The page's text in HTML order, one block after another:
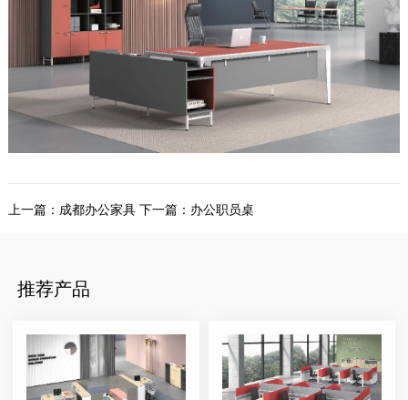
上一篇： 成都办公家具 下一篇： 办公职员桌
推荐产品